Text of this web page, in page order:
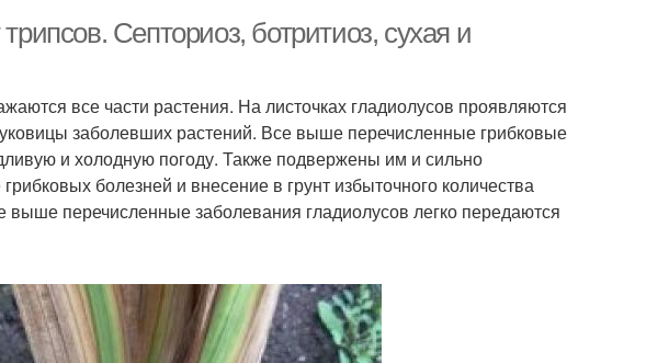
Септориоз, ботритиоз, сухая и
все части растения. На листочках гладиолусов проявляются
заболевших растений. Все выше перечисленные грибковые
и холодную погоду. Также подвержены им и сильно
болезней и внесение в грунт избыточного количества
перечисленные заболевания гладиолусов легко передаются